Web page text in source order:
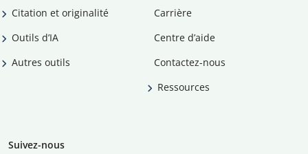
Citation et originalité
Outils d’IA
Autres outils
Carrière
Centre d’aide
Contactez-nous
Ressources
Suivez-nous